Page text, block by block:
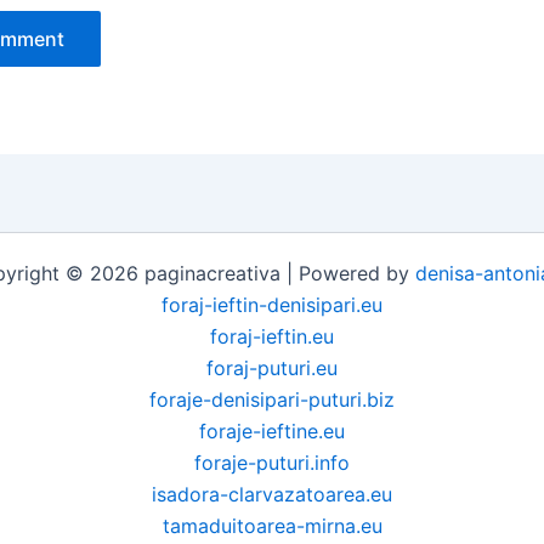
© 2026 paginacreativa | Powered by denisa-
foraj-ieftin-denisipari.eu
foraj-ieftin.eu
foraj-puturi.eu
foraje-denisipari-puturi.biz
foraje-ieftine.eu
foraje-puturi.info
isadora-clarvazatoarea.eu
tamaduitoarea-mirna.eu